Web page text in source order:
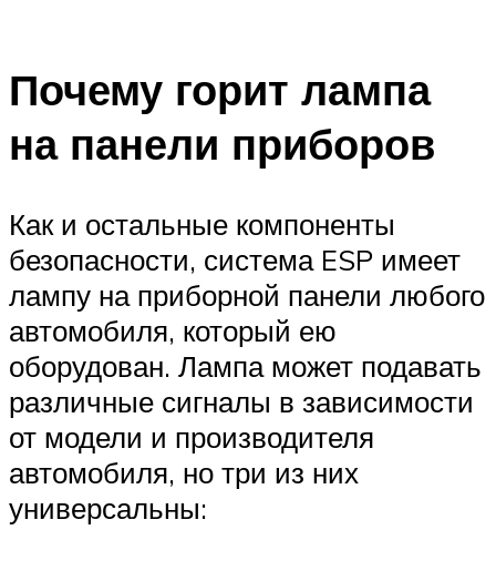
Почему горит лампа
на панели приборов
Как и остальные компоненты
безопасности, система ESP имеет
лампу на приборной панели любого
автомобиля, который ею
оборудован. Лампа может подавать
различные сигналы в зависимости
от модели и производителя
автомобиля, но три из них
универсальны: